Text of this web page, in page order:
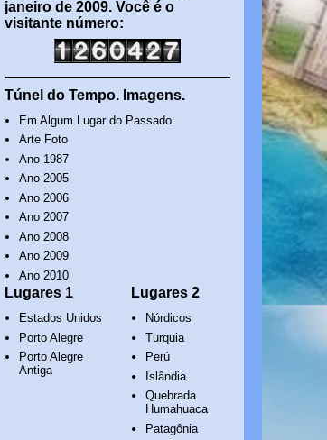
janeiro de 2009. Você é o
visitante número:
Túnel do Tempo. Imagens.
Em Algum Lugar do Passado
Arte Foto
Ano 1987
Ano 2005
Ano 2006
Ano 2007
Ano 2008
Ano 2009
Ano 2010
Lugares 1
Estados Unidos
Porto Alegre
Porto Alegre
Antiga
Lugares 2
Nórdicos
Turquia
Perú
Islândia
Quebrada
Humahuaca
Patagônia